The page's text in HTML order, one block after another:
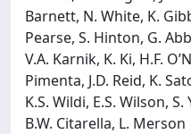
Barnett, N. White, K.
Pearse, S. Hinton, G.
V.A. Karnik, K. Ki, H.F.
Pimenta, J.D. Reid, K.
K.S. Wildi, E.S. Wilson,
B.W. Citarella, L. Merson